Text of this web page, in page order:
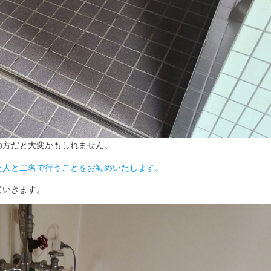
だと大変かもしれません。
と二名で行うことをお勧めいたします。
きます。